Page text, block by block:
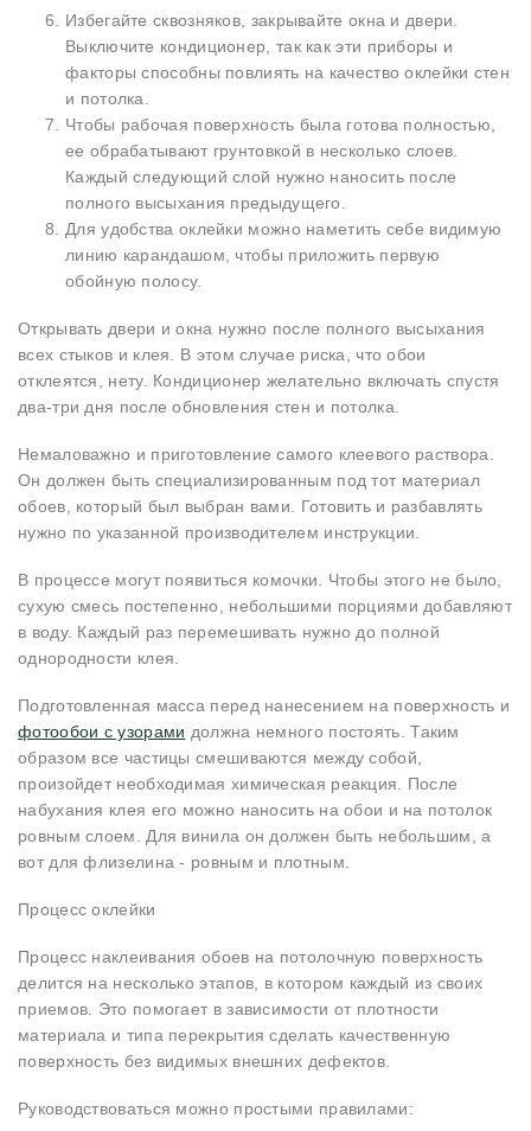
Избегайте сквозняков, закрывайте окна и двери.
Выключите кондиционер, так как эти приборы и
факторы способны повлиять на качество оклейки стен
и потолка.
Чтобы рабочая поверхность была готова полностью,
ее обрабатывают грунтовкой в несколько слоев.
Каждый следующий слой нужно наносить после
полного высыхания предыдущего.
Для удобства оклейки можно наметить себе видимую
линию карандашом, чтобы приложить первую
обойную полосу.
Открывать двери и окна нужно после полного высыхания
всех стыков и клея. В этом случае риска, что обои
отклеятся, нету. Кондиционер желательно включать спустя
два-три дня после обновления стен и потолка.
Немаловажно и приготовление самого клеевого раствора.
Он должен быть специализированным под тот материал
обоев, который был выбран вами. Готовить и разбавлять
нужно по указанной производителем инструкции.
В процессе могут появиться комочки. Чтобы этого не было,
сухую смесь постепенно, небольшими порциями добавляют
в воду. Каждый раз перемешивать нужно до полной
однородности клея.
Подготовленная масса перед нанесением на поверхность и
фотообои с узорами должна немного постоять. Таким
образом все частицы смешиваются между собой,
произойдет необходимая химическая реакция. После
набухания клея его можно наносить на обои и на потолок
ровным слоем. Для винила он должен быть небольшим, а
вот для флизелина - ровным и плотным.
Процесс оклейки
Процесс наклеивания обоев на потолочную поверхность
делится на несколько этапов, в котором каждый из своих
приемов. Это помогает в зависимости от плотности
материала и типа перекрытия сделать качественную
поверхность без видимых внешних дефектов.
Руководствоваться можно простыми правилами: